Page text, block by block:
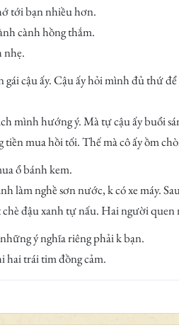
tới bạn nhiều hơn.
cành hồng thắm.
nhẹ.
cậu ấy. Cậu ấy hỏi mình đủ thứ để
hướng ý. Mà tự cậu ấy buổi
mua hồi tối. Thế mà cô ấy ồm
ổ bánh kem.
nghề sơn nước, k có xe máy.
đậu xanh tự nấu. Hai người quen
ý nghĩa riêng phải k bạn.
hai trái tim đồng cảm.